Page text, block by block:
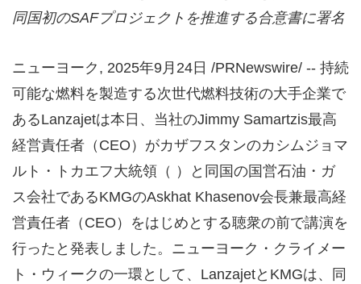
同国初のSAFプロジェクトを推進する合意書に署名
ニューヨーク , 2025年9月24日 /PRNewswire/ -- 持続
可能な燃料を製造する次世代燃料技術の大手企業で
あるLanzajetは本日、当社のJimmy Samartzis最高
経営責任者（CEO）がカザフスタンのカシムジョマ
ルト・トカエフ大統領（ ）と同国の国営石油・ガ
ス会社であるKMGのAskhat Khasenov会長兼最高経
営責任者（CEO）をはじめとする聴衆の前で講演を
行ったと発表しました。ニューヨーク・クライメー
ト・ウィークの一環として、LanzajetとKMGは、同